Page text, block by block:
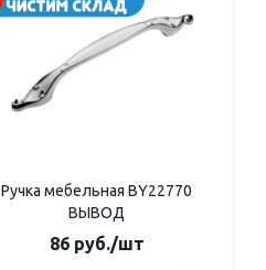
Ручка мебельная BY22770
ВЫВОД
86руб./шт